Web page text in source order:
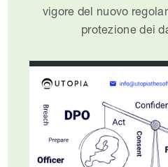
vigore del nuovo
protezione dei